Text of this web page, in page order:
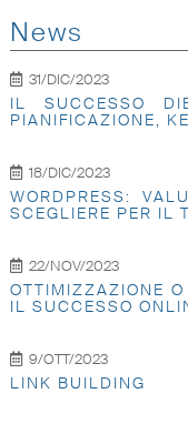
News
31/DIC/2023
IL SUCCESSO
PIANIFICAZIONE,
18/DIC/2023
WORDPRESS:
SCEGLIERE PER IL
22/NOV/2023
OTTIMIZZAZIONE
IL SUCCESSO
9/OTT/2023
LINK BUILDING